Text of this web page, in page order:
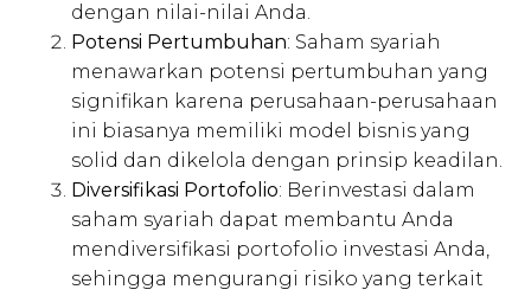
dengan nilai-nilai Anda.
Potensi Pertumbuhan: Saham syariah
menawarkan potensi pertumbuhan yang
signifikan karena perusahaan-perusahaan
ini biasanya memiliki model bisnis yang
solid dan dikelola dengan prinsip keadilan.
Diversifikasi Portofolio: Berinvestasi dalam
saham syariah dapat membantu Anda
mendiversifikasi portofolio investasi Anda,
sehingga mengurangi risiko yang terkait